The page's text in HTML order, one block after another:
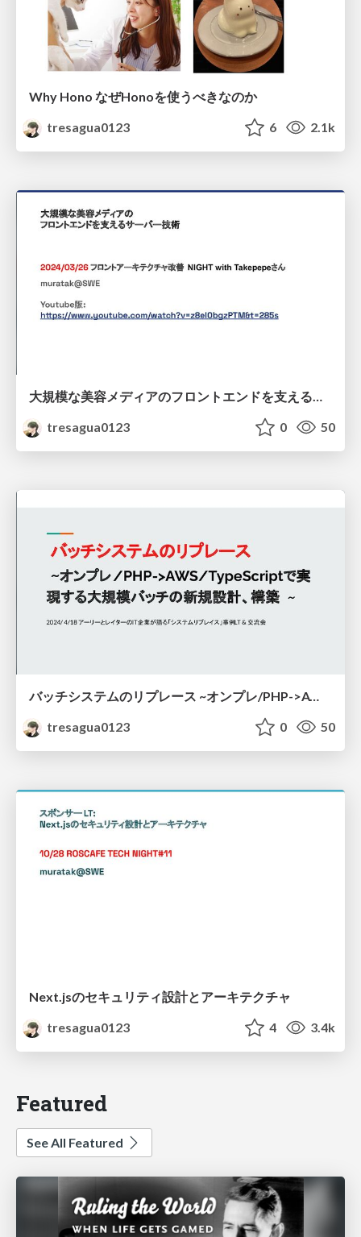
Why Hono なぜHonoを使うべきなのか
tresagua0123
6 2.1k
大規模な美容メディアのフロントエンドを支えるサーバー技術
tresagua0123
0 50
バッチシステムのリプレース ~オンプレ/PHP->AWS/TypeScriptで実現する大規模バッチの新規設計、構築~
tresagua0123
0 50
Next.jsのセキュリティ設計とアーキテクチャ
tresagua0123
4 3.4k
Featured
See All Featured